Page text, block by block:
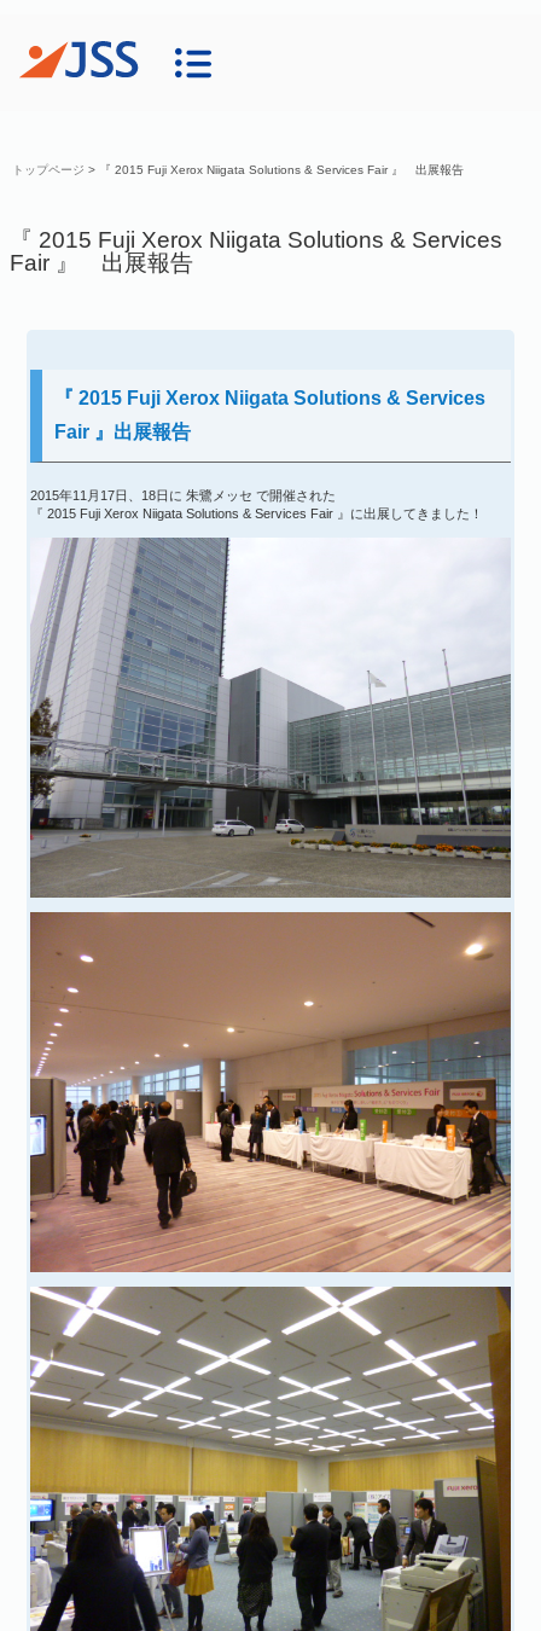
トップページ > 『 2015 Fuji Xerox Niigata Solutions & Services Fair 』 出展報告
『 2015 Fuji Xerox Niigata Solutions & Services
Fair 』 出展報告
『 2015 Fuji Xerox Niigata Solutions & Services
Fair 』出展報告
2015年11月17日、18日に 朱鷺メッセ で開催された
『 2015 Fuji Xerox Niigata Solutions & Services Fair 』に出展してきました！